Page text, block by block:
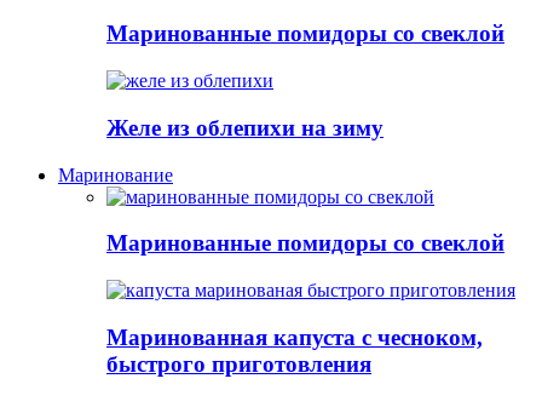
Маринованные помидоры со свеклой
Желе из облепихи на зиму
Маринование
Маринованные помидоры со свеклой
Маринованная капуста с чесноком,
быстрого приготовления